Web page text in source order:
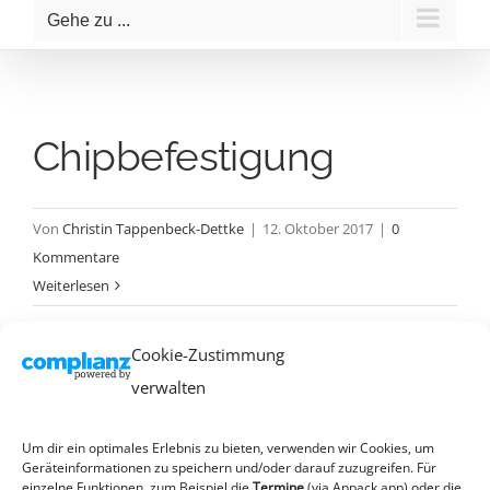
Cookie-Zustimmung
verwalten
Um dir ein optimales Erlebnis zu bieten, verwenden wir Cookies, um
Geräteinformationen zu speichern und/oder darauf zuzugreifen. Für
Gehe zu ...
Chipbefestigung
Von Christin Tappenbeck-Dettke | 12. Oktober 2017 | 0
Kommentare
Weiterlesen
Chip_2012
VonChristin Tappenbeck-Dettke | 12. Oktober 2017 | 0